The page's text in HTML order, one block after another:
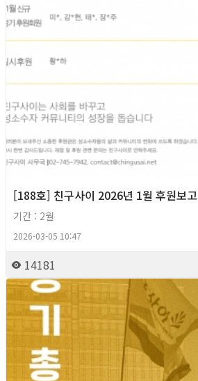
[188호] 친구사이 2026년 1월 후원보고
기간 : 2월
2026-03-05 10:47
14181